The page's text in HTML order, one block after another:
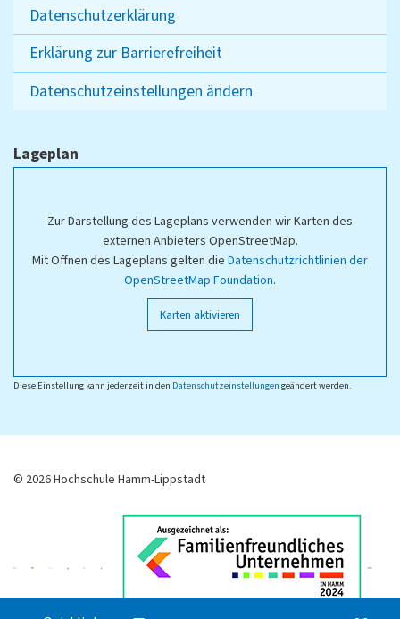
Datenschutzerklärung
Erklärung zur Barrierefreiheit
Datenschutzeinstellungen ändern
Lageplan
Zur Darstellung des Lageplans verwenden wir Karten des
externen Anbieters OpenStreetMap.
Mit Öffnen des Lageplans gelten die Datenschutzrichtlinien der
OpenStreetMap Foundation.
Karten aktivieren
Diese Einstellung kann jederzeit in den Datenschutzeinstellungen geändert werden.
© 2026 Hochschule Hamm-Lippstadt